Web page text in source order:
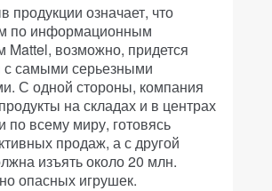
продукции означает, что
по информационным
Mattel, возможно, придется
с самыми серьезными
С одной стороны, компания
на складах и в центрах
по всему миру, готовясь
продаж, а с другой
изъять около 20 млн.
опасных игрушек.